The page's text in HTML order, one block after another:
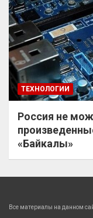
ТЕХНОЛОГИИ
Россия не
«Байкалы»
Все материалы на данном